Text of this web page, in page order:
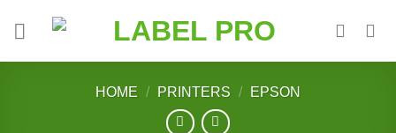
HOME / PRINTERS / EPSON